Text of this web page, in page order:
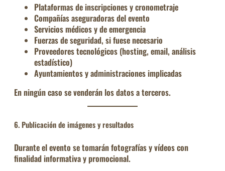
Plataformas de inscripciones y cronometraje
Compañías aseguradoras del evento
Servicios médicos y de emergencia
Fuerzas de seguridad, si fuese necesario
Proveedores tecnológicos (hosting, email, análisis
estadístico)
Ayuntamientos y administraciones implicadas
En ningún caso se venderán los datos a terceros.
6. Publicación de imágenes y resultados
Durante el evento se tomaránfotografías y vídeoscon
finalidad informativa y promocional.